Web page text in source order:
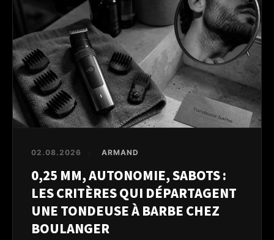
02.08.2026 ARMAND
0,25 MM, AUTONOMIE, SABOTS :
LES CRITÈRES QUI DÉPARTAGENT
UNE TONDEUSE À BARBE CHEZ
BOULANGER